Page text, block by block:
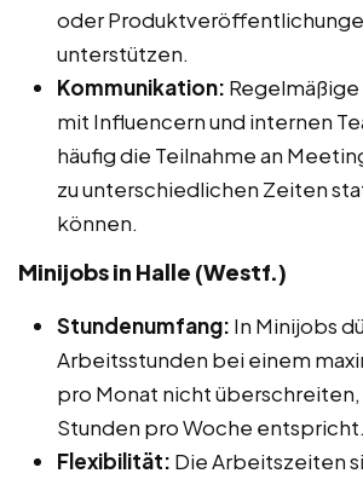
oder
unterstützen.
Kommunikation:
mit Influencern und internen
häufig die Teilnahme an
zu unterschiedlichen Zeiten
können.
Minijobs in Halle (Westf.)
Stundenumfang: In Minijobs
Arbeitsstunden bei einem
pro Monat nicht
Stunden pro Woche entspricht.
Flexibilität: Die Arbeitszeiten